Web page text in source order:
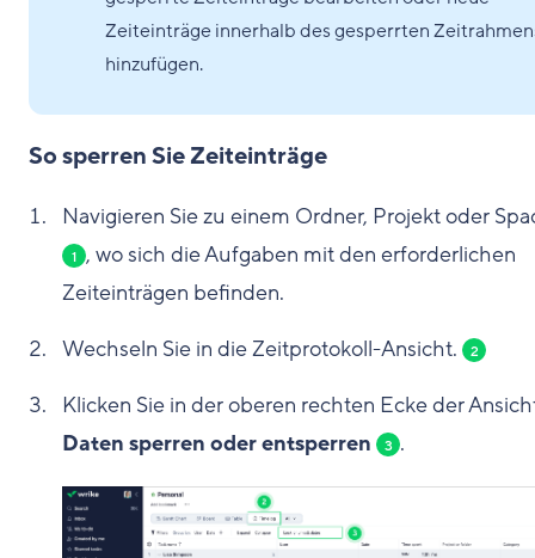
Zeiteinträge innerhalb des gesperrten
hinzufügen.
So sperren Sie Zeiteinträge
Navigieren Sie zu einem Ordner, Projekt oder
1 , wo sich die Aufgaben mit den erforderlichen
Zeiteinträgen befinden.
Wechseln Sie in die Zeitprotokoll-Ansicht.
2
Klicken Sie in der oberen rechten Ecke der
Daten sperren oder entsperren
3 .